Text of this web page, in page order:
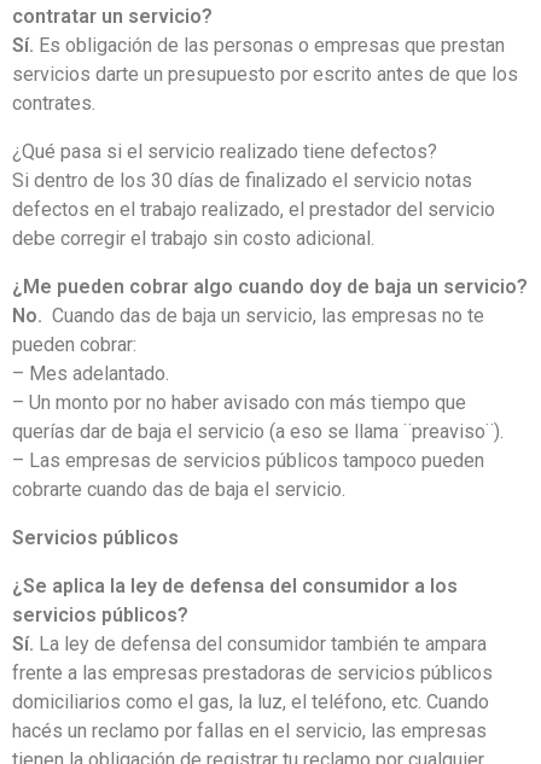
contratar un servicio?
Sí. Es obligación de las personas o empresas que prestan
servicios darte un presupuesto por escrito antes de que los
contrates.
¿Qué pasa si el servicio realizado tiene defectos?
Si dentro de los 30 días de finalizado el servicio notas
defectos en el trabajo realizado, el prestador del servicio
debe corregir el trabajo sin costo adicional.
¿Me pueden cobrar algo cuando doy de baja un servicio?
No. Cuando das de baja un servicio, las empresas no te
pueden cobrar:
– Mes adelantado.
– Un monto por no haber avisado con más tiempo que
querías dar de baja el servicio (a eso se llama ¨preaviso¨).
– Las empresas de servicios públicos tampoco pueden
cobrarte cuando das de baja el servicio.
Servicios públicos
¿Se aplica la ley de defensa del consumidor a los
servicios públicos?
Sí. La ley de defensa del consumidor también te ampara
frente a las empresas prestadoras de servicios públicos
domiciliarios como el gas, la luz, el teléfono, etc. Cuando
hacés un reclamo por fallas en el servicio, las empresas